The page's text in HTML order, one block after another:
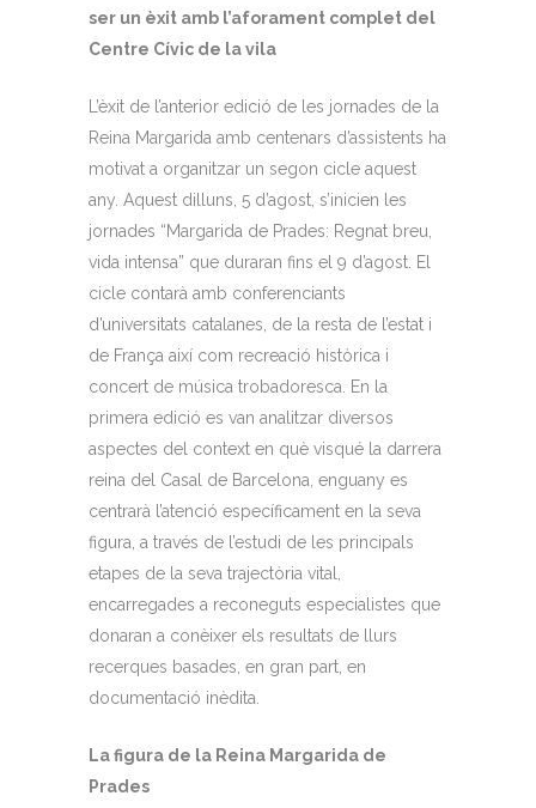
ser un èxit amb l’aforament complet del
Centre Cívic de la vila
L’èxit de l’anterior edició de les jornades de la
Reina Margarida amb centenars d’assistents ha
motivat a organitzar un segon cicle aquest
any. Aquest dilluns, 5 d’agost, s’inicien les
jornades “Margarida de Prades: Regnat breu,
vida intensa” que duraran fins el 9 d’agost. El
cicle contarà amb conferenciants
d’universitats catalanes, de la resta de l’estat i
de França així com recreació històrica i
concert de música trobadoresca. En la
primera edició es van analitzar diversos
aspectes del context en què visqué la darrera
reina del Casal de Barcelona, enguany es
centrarà l’atenció específicament en la seva
figura, a través de l’estudi de les principals
etapes de la seva trajectòria vital,
encarregades a reconeguts especialistes que
donaran a conèixer els resultats de llurs
recerques basades, en gran part, en
documentació inèdita.
La figura de la Reina Margarida de
Prades